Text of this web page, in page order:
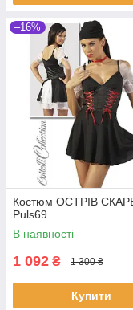
–16%
Костюм ОСТРІВ
Puls69
В наявності
1 092 ₴ 1 300 ₴
Купити